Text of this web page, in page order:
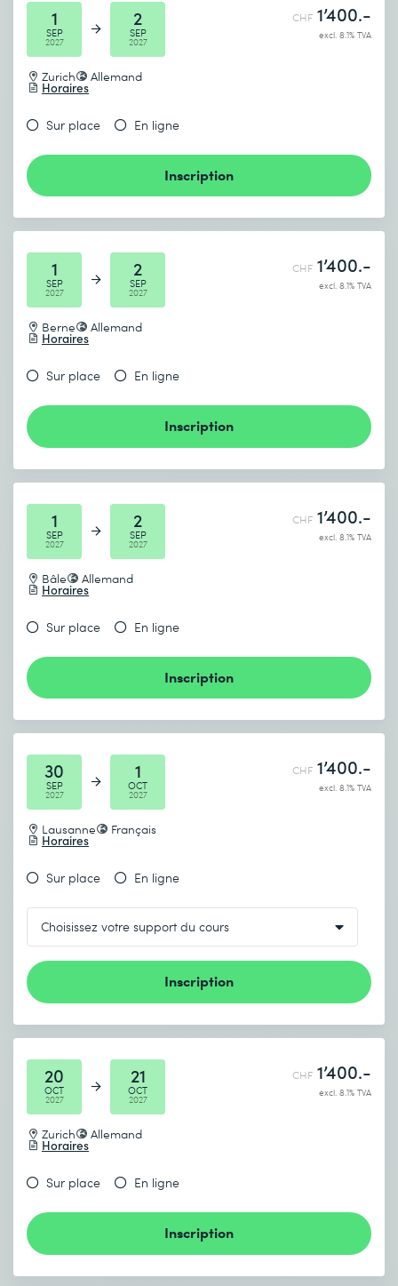
1
SEP
2027
2
SEP
2027
Zurich Allemand
Horaires
CHF 1’400.-
excl. 8.1% TVA
Sur place En ligne
Inscription
1
SEP
2027
2
SEP
2027
Berne Allemand
Horaires
CHF 1’400.-
excl. 8.1% TVA
Sur place En ligne
Inscription
1
SEP
2027
2
SEP
2027
Bâle Allemand
Horaires
CHF 1’400.-
excl. 8.1% TVA
Sur place En ligne
Inscription
30
SEP
2027
1
OCT
2027
Lausanne Français
Horaires
CHF 1’400.-
excl. 8.1% TVA
Sur place En ligne
Inscription
20
OCT
2027
21
OCT
2027
Zurich Allemand
Horaires
CHF 1’400.-
excl. 8.1% TVA
Sur place En ligne
Inscription